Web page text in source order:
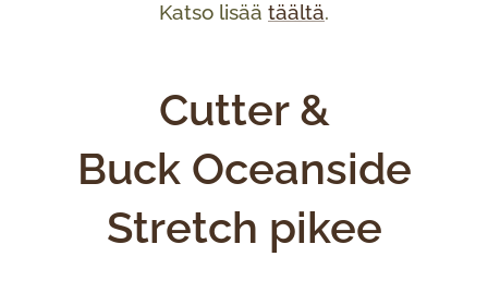
Katso lisää täältä.
Cutter &
Buck Oceanside
Stretch pikee